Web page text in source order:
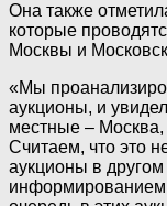
Она также
которые
Москвы и
«Мы
аукционы, и
местные – Москва,
Считаем, что это
аукционы в